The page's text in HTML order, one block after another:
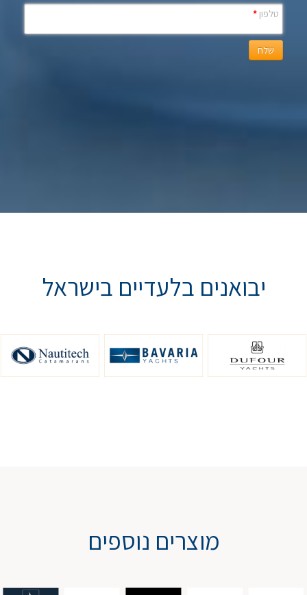
טלפון *
שלח
יבואנים בלעדיים בישראל
מוצרים נוספים